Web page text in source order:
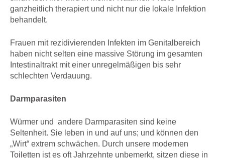
ganzheitlich therapiert und nicht nur die lokale Infektion
behandelt.
Frauen mit rezidivierenden Infekten im Genitalbereich
haben nicht selten eine massive Störung im gesamten
Intestinaltrakt mit einer unregelmäßigen bis sehr
schlechten Verdauung.
Darmparasiten
Würmer und andere Darmparasiten sind keine
Seltenheit. Sie leben in und auf uns; und können den
„Wirt“ extrem schwächen. Durch unsere modernen
Toiletten ist es oft Jahrzehnte unbemerkt, sitzen diese in